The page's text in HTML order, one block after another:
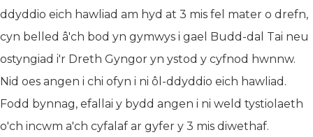
ddyddio eich hawliad am hyd at 3 mis fel mater o drefn,
cyn belled â'ch bod yn gymwys i gael Budd-dal Tai neu
ostyngiad i'r Dreth Gyngor yn ystod y cyfnod hwnnw.
Nid oes angen i chi ofyn i ni ôl-ddyddio eich hawliad.
Fodd bynnag, efallai y bydd angen i ni weld tystiolaeth
o'ch incwm a'ch cyfalaf ar gyfer y 3 mis diwethaf.